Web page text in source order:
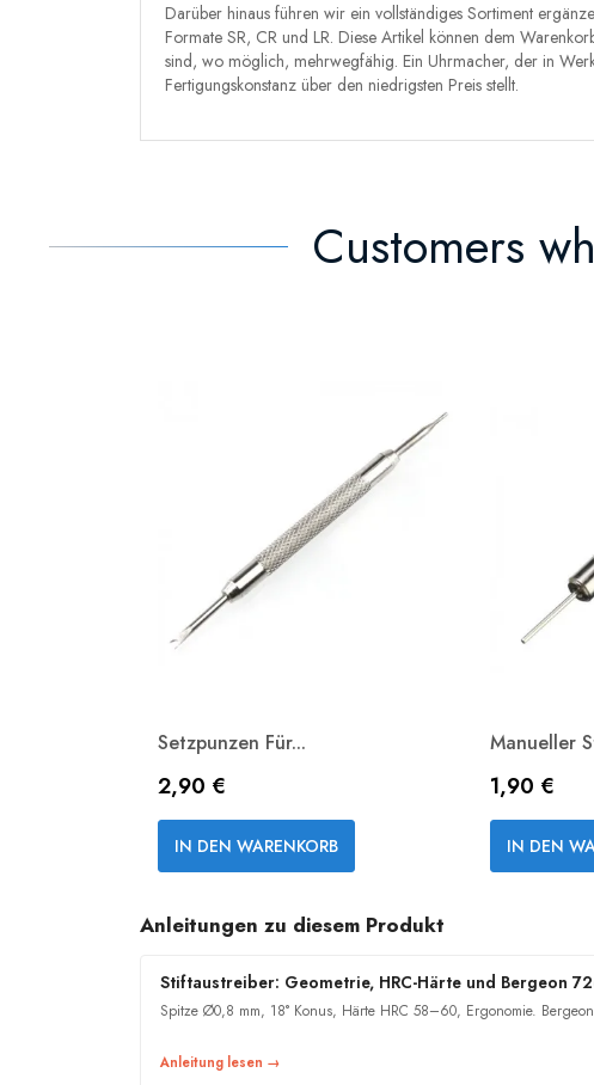
Darüber hinaus führen wir ein vollständiges Sortiment
Formate SR, CR und LR. Diese Artikel können dem
sind, wo möglich, mehrwegfähig. Ein Uhrmacher, der in
Fertigungskonstanz über den niedrigsten Preis stellt.
Customers
Setzpunzen Für...
Preis
2,90 €
IN DEN WARENKORB
Manueller
Preis
1,90 €
IN DEN
Anleitungen zu diesem Produkt
Stiftaustreiber: Geometrie, HRC-Härte und Bergeon
Spitze Ø0,8 mm, 18° Konus, Härte HRC 58–60, Ergonomie.
Anleitung lesen →